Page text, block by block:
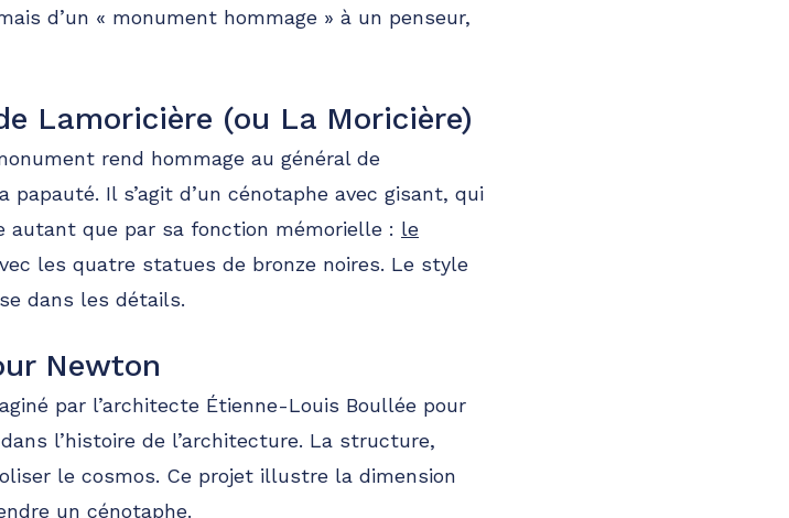
d’un « monument hommage » à un penseur,
Lamoricière (ou La Moricière)
rend hommage au général de
Il s’agit d’un cénotaphe avec gisant, qui
autant que par sa fonction mémorielle : le
les quatre statues de bronze noires. Le style
dans les détails.
Newton
par l’architecte Étienne-Louis Boullée pour
l’histoire de l’architecture. La structure,
le cosmos. Ce projet illustre la dimension
un cénotaphe.